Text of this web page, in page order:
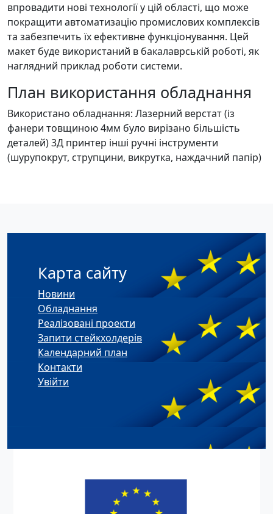
впровадити нові технології у цій області, що може
покращити автоматизацію промислових комплексів
та забезпечить їх ефективне функціонування. Цей
макет буде використаний в бакалаврській роботі, як
наглядний приклад роботи системи.
План використання обладнання
Використано обладнання: Лазерний верстат (із
фанери товщиною 4мм було вирізано більшість
деталей) 3Д принтер інші ручні інструменти
(шурупокрут, струпцини, викрутка, наждачний папір)
Карта сайту
Новини
Обладнання
Реалізовані проекти
Запити стейкхолдерів
Календарний план
Контакти
Увійти